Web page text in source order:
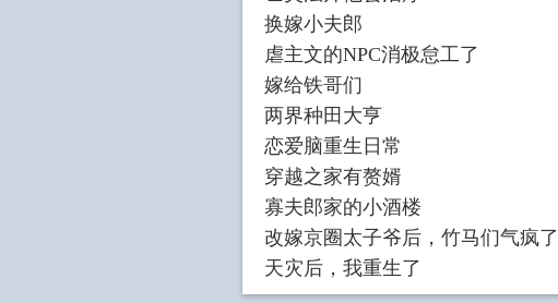
换嫁小夫郎
虐主文的NPC消极怠工了
嫁给铁哥们
两界种田大亨
恋爱脑重生日常
穿越之家有赘婿
寡夫郎家的小酒楼
改嫁京圈太子爷后，竹马们气疯了
天灾后，我重生了